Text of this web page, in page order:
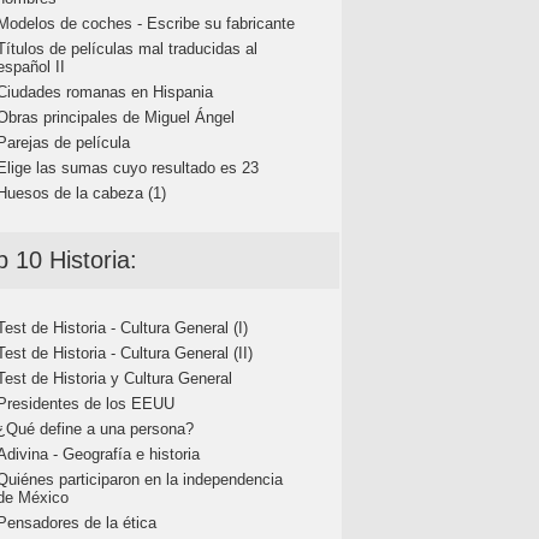
de coches - Escribe su fabricante
de películas mal traducidas al
II
romanas en Hispania
principales de Miguel Ángel
de película
las sumas cuyo resultado es 23
de la cabeza (1)
10 Historia:
de Historia - Cultura General (I)
de Historia - Cultura General (II)
de Historia y Cultura General
de los EEUU
define a una persona?
- Geografía e historia
participaron en la independencia
México
de la ética